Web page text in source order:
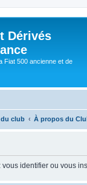
Dérivés
Fiat 500 ancienne et de
du club À propos du
identifier ou vous